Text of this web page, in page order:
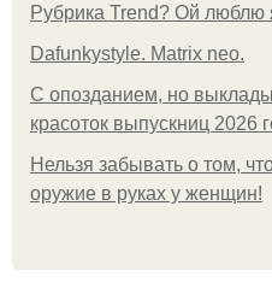
Рубрика Trend? Ой люблю
Dafunkystyle. Matrix neo.
С опозданием, но
красоток выпускниц 2026
Нельзя забывать о том,
оружие в руках у женщин!